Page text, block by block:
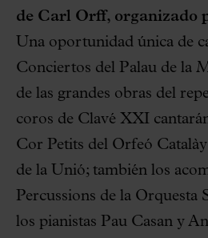
de Carl Orff, organizado
Una oportunidad única de
Conciertos del Palau de la
de las grandes obras del
coros de Clavé XXI
Cor Petits del Orfeó
de la Unió; también los
Percussions de la Orquesta
los pianistas Pau Casan y